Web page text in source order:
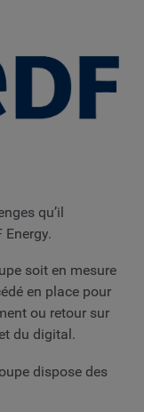
qu’il
Energy.
soit en mesure
en place pour
ou retour sur
du digital.
dispose des